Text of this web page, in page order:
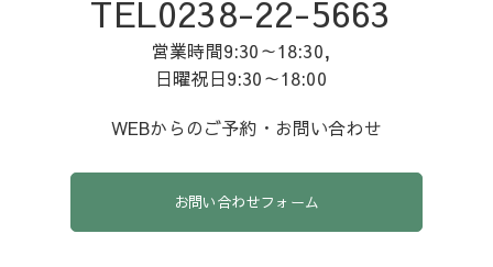
TEL0238-22-5663
営業時間9:30～18:30,
日曜祝日9:30～18:00
WEBからのご予約・お問い合わせ
お問い合わせフォーム